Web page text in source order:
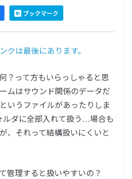
ブックマーク
クは最後にあります。
？って方もいらっしゃると思
ムはサウンド関係のデータだ
いうファイルがあったりしま
ルダに全部入れて扱う…場合も
、それって結構扱いにくいと
管理すると扱いやすいの？